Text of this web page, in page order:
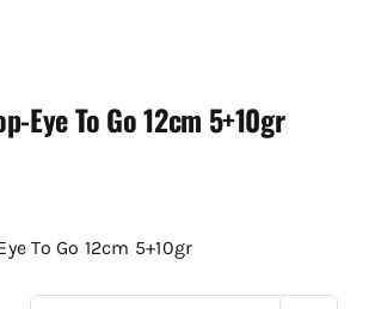
Eye To Go 12cm 5+10gr
To Go 12cm 5+10gr